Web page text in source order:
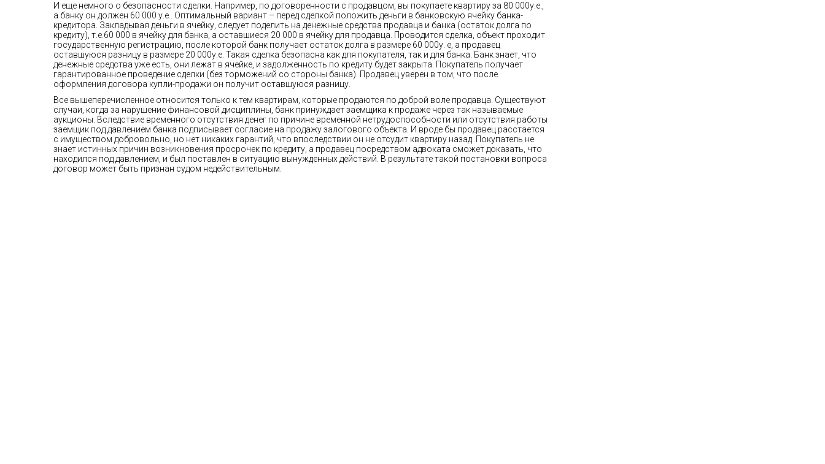
И еще немного о безопасности сделки. Например, по договоренности с продавцом, вы покупаете квартиру за 80 000у.е.,
а банку он должен 60 000 у.е.. Оптимальный вариант – перед сделкой положить деньги в банковскую ячейку банка-
кредитора. Закладывая деньги в ячейку, следует поделить на денежные средства продавца и банка (остаток долга по
кредиту), т.е.60 000 в ячейку для банка, а оставшиеся 20 000 в ячейку для продавца. Проводится сделка, объект проходит
государственную регистрацию, после которой банк получает остаток долга в размере 60 000у. е, а продавец
оставшуюся разницу в размере 20 000у.е. Такая сделка безопасна как для покупателя, так и для банка. Банк знает, что
денежные средства уже есть, они лежат в ячейке, и задолженность по кредиту будет закрыта. Покупатель получает
гарантированное проведение сделки (без торможений со стороны банка). Продавец уверен в том, что после
оформления договора купли-продажи он получит оставшуюся разницу.
Все вышеперечисленное относится только к тем квартирам, которые продаются по доброй воле продавца. Существуют
случаи, когда за нарушение финансовой дисциплины, банк принуждает заемщика к продаже через так называемые
аукционы. Вследствие временного отсутствия денег по причине временной нетрудоспособности или отсутствия работы
заемщик под давлением банка подписывает согласие на продажу залогового объекта. И вроде бы продавец расстается
с имуществом добровольно, но нет никаких гарантий, что впоследствии он не отсудит квартиру назад. Покупатель не
знает истинных причин возникновения просрочек по кредиту, а продавец посредством адвоката сможет доказать, что
находился под давлением, и был поставлен в ситуацию вынужденных действий. В результате такой постановки вопроса
договор может быть признан судом недействительным.